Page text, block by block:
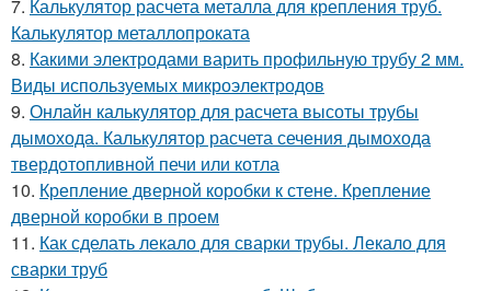
7. Калькулятор расчета металла для крепления труб.
Калькулятор металлопроката
8. Какими электродами варить профильную трубу 2 мм.
Виды используемых микроэлектродов
9. Онлайн калькулятор для расчета высоты трубы
дымохода. Калькулятор расчета сечения дымохода
твердотопливной печи или котла
10. Крепление дверной коробки к стене. Крепление
дверной коробки в проем
11. Как сделать лекало для сварки трубы. Лекало для
сварки труб